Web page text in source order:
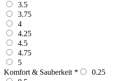
3.5
3.75
4
4.25
4.5
4.75
5
Komfort & Sauberkeit *
0.25